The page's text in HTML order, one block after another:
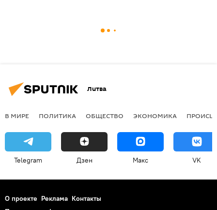
Литва
В МИРЕ ПОЛИТИКА ОБЩЕСТВО ЭКОНОМИКА
Telegram Дзен Макс VK
О проекте Реклама Контакты